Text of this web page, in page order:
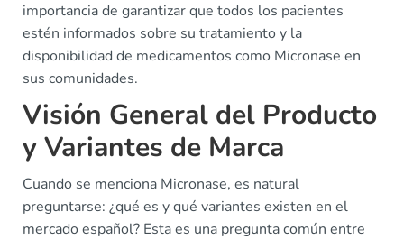
importancia de garantizar que todos los pacientes
estén informados sobre su tratamiento y la
disponibilidad de medicamentos como Micronase en
sus comunidades.
Visión General del Producto
y Variantes de Marca
Cuando se menciona Micronase, es natural
preguntarse: ¿qué es y qué variantes existen en el
mercado español? Esta es una pregunta común entre